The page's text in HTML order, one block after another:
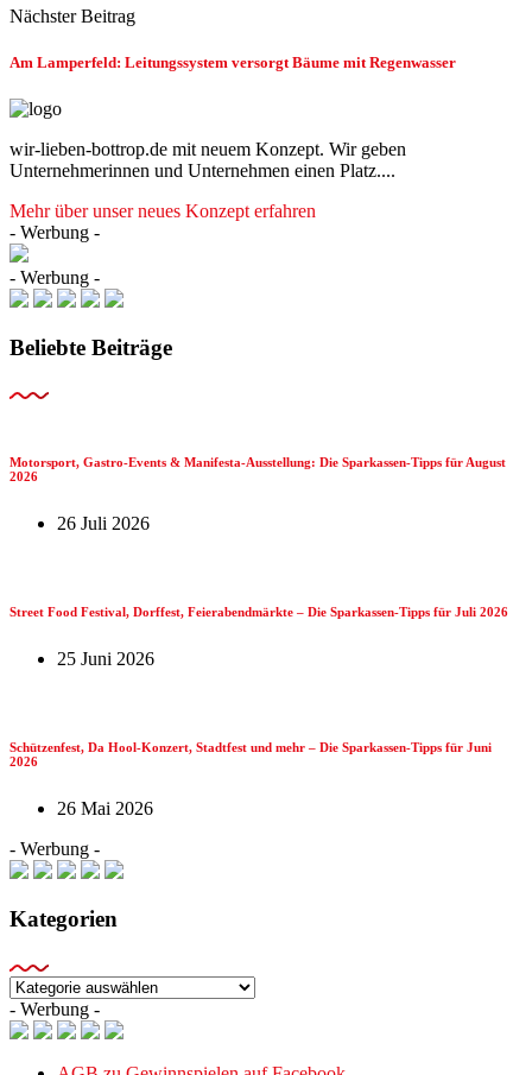
Nächster Beitrag
Am Lamperfeld: Leitungssystem versorgt Bäume mit Regenwasser
wir-lieben-bottrop.de mit neuem Konzept. Wir geben
Unternehmerinnen und Unternehmen einen Platz....
Mehr über unser neues Konzept erfahren
- Werbung -
- Werbung -
Beliebte Beiträge
Motorsport, Gastro-Events & Manifesta-Ausstellung: Die Sparkassen-Tipps für August
2026
26 Juli 2026
Street Food Festival, Dorffest, Feierabendmärkte – Die Sparkassen-Tipps für Juli 2026
25 Juni 2026
Schützenfest, Da Hool-Konzert, Stadtfest und mehr – Die Sparkassen-Tipps für Juni
2026
26 Mai 2026
- Werbung -
Kategorien
Kategorien
- Werbung -